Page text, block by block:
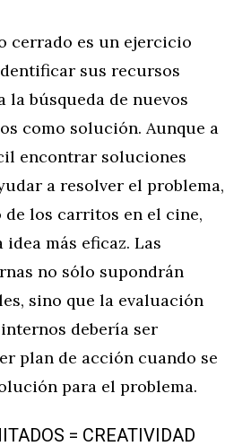
cerrado es un ejercicio
sus recursos
la búsqueda de nuevos
como solución. Aunque a
encontrar soluciones
a resolver el problema,
de los carritos en el cine,
más eficaz. Las
no sólo supondrán
sino que la evaluación
debería ser
plan de acción cuando se
para el problema.
= CREATIVIDAD